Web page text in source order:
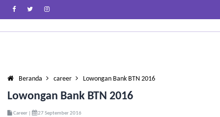
Beranda career Lowongan Bank BTN 2016
Lowongan Bank BTN 2016
Career | 27 September 2016